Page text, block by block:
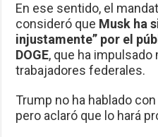
En ese sentido, el
consideró que Musk ha
injustamente” por el
DOGE, que ha
trabajadores federales.
Trump no ha hablado
pero aclaró que lo hará